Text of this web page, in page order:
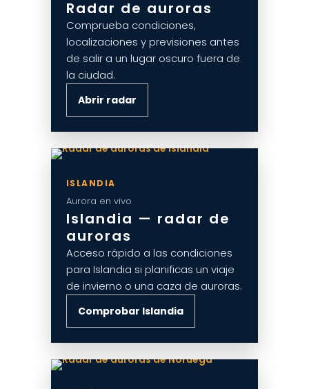
Radar de auroras
Comprueba condiciones,
localizaciones y previsiones antes
de salir a un lugar oscuro fuera de
la ciudad.
Abrir radar
ISLANDIA
Aurora en vivo
Islandia — radar de
auroras
Acceso rápido a las condiciones
para Islandia si planificas un viaje
de invierno o una caza de auroras.
Comprobar Islandia